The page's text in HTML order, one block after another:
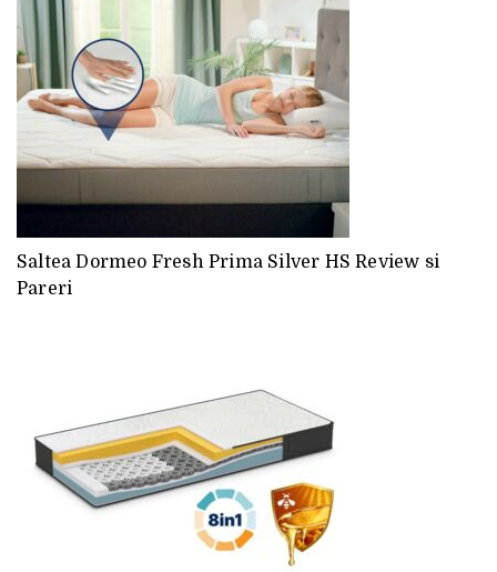
Saltea Dormeo Fresh Prima Silver HS Review si
Pareri